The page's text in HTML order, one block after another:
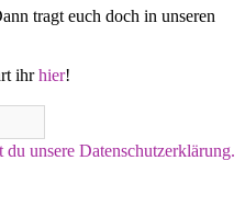
tragt euch doch in unseren
ihrhier!
unsere Datenschutzerklärung.